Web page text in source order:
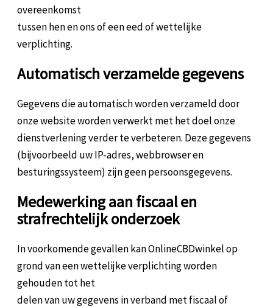
overeenkomst
tussen hen en ons of een eed of wettelijke
verplichting.
Automatisch verzamelde gegevens
Gegevens die automatisch worden verzameld door
onze website worden verwerkt met het doel onze
dienstverlening verder te verbeteren. Deze gegevens
(bijvoorbeeld uw IP-adres, webbrowser en
besturingssysteem) zijn geen persoonsgegevens.
Medewerking aan fiscaal en
strafrechtelijk onderzoek
In voorkomende gevallen kan OnlineCBDwinkel op
grond van een wettelijke verplichting worden
gehouden tot het
delen van uw gegevens in verband met fiscaal of